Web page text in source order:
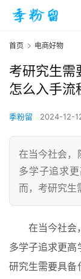
首页 电商好物
考研究生需
怎么入手流
季粉留 2024-12-
在当今社会，
多学子追求
而，考研究生
在当今社会
多学子追求更高
研究生需要具备